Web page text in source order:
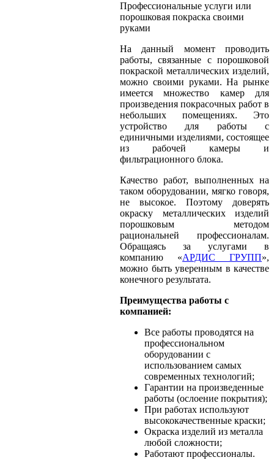
Профессиональные услуги или
порошковая покраска своими
руками
На данный момент проводить
работы, связанные с порошковой
покраской металлических изделий,
можно своими руками. На рынке
имеется множество камер для
произведения покрасочных работ в
небольших помещениях. Это
устройство для работы с
единичными изделиями, состоящее
из рабочей камеры и
фильтрационного блока.
Качество работ, выполненных на
таком оборудовании, мягко говоря,
не высокое. Поэтому доверять
окраску металлических изделий
порошковым методом
рациональней профессионалам.
Обращаясь за услугами в
компанию «АРДИС ГРУПП»,
можно быть уверенным в качестве
конечного результата.
Преимущества работы с
компанией:
Все работы проводятся на
профессиональном
оборудовании с
использованием самых
современных технологий;
Гарантии на произведенные
работы (ослоение покрытия);
При работах используют
высококачественные краски;
Окраска изделий из металла
любой сложности;
Работают профессионалы.